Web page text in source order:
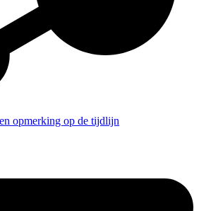
opmerking op de tijdlijn